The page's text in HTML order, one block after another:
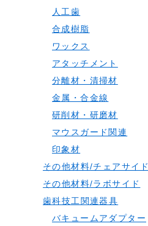
人工歯
合成樹脂
ワックス
アタッチメント
分離材・清掃材
金属・合金線
研削材・研磨材
マウスガード関連
印象材
その他材料/チェアサイド
その他材料/ラボサイド
歯科技工関連器具
バキュームアダプター